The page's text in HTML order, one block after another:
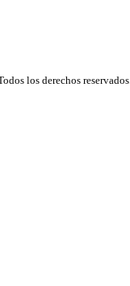
los derechos reservados.